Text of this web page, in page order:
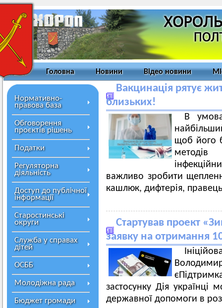
Головна Новини Відео новини
Нормативно-
правова база
Обговорення
проєктів рішень
Податки
Регуляторна
діяльність
Доступ до публічної
інформації
Старостинські
округи
Служба у справах
дітей
ОСББ
Молодіжна рада
Бюджет громади
Вакцинація рятує
близьких!
В
щоб його
важливо зробити
кашлюк, дифтерія,
Стартував проект
заявку на отримання
застосунку Дія
державної допомоги в